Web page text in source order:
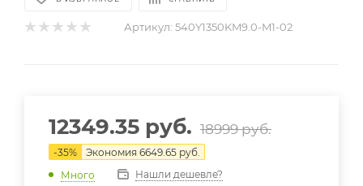
Артикул: 540Y1350KM9.0-M1-02
12349.35 руб. 18999руб.
-35% Экономия 6649.65 руб.
Много
Нашли дешевле?